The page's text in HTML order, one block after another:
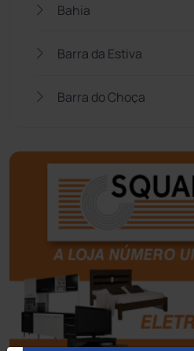
Bahia
Barra da Estiva
Barra do Choça
Bom Jesus da Lapa
Boquira
Botuporã
Brasil